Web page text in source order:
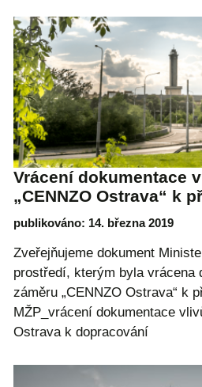
Vrácení dokumentace
„CENNZO Ostrava“ k
publikováno: 14. března 2019
Zveřejňujeme dokument
prostředí, kterým byla vrácena
záměru „CENNZO Ostrava“ k
MŽP_vrácení dokumentace
Ostrava k dopracování